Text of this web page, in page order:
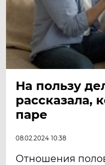
На пользу
рассказала,
паре
08.02.2024 10:38
Отношения